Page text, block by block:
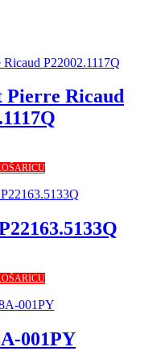
Pierre Ricaud
001PY